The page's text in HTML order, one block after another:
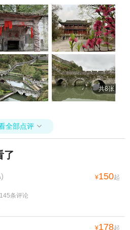
谷旅游度假区-已下
溪河漂流+十二背后
凤凰花坞+大娄山滑
画小镇+青岩古堡
欢乐园+水车坝水上
海露营地+娄山关大
旅游景区+土城古镇
雪水世界主题乐园
独山游乐园+福泉古
视城+东田都匀乐园
公园-已下线+杉木
正安桃花源记景区
云山国际旅游风景区
念园+巫山峡谷旅游
仡佬之源景区+龙里
·地下河谷景区+茶海
孔景区+黄果树漂流
大七孔景区+陡坡
山+铜仁古城+黔南
泉+贵州梵净山佛教
紫林山国际旅游度假
砂古镇+双乳峰景区
江山峡+㵲阳河风景
树水帘洞+贵州宣慰
岭河峡谷漂流+乌江
通车+云舍景区+乌
镇远石屏山+油杉河
山温泉+寨沙侗寨
游景区+西江乌利大
水河+独山天洞景区
十四道拐+都匀秦汉
俗欢乐谷+恐龙乐园
景区+梅花山旅游景
年布依古寨文化旅游
不少张三丰的故事，有浓厚的文化底
代平越府城垣的遗迹，是福泉古城墙保
点文物保护单位。当年修建水城是为
水源补给被切断，而在主城墙小西门
河道围护起来，与主城墙联结在一
水城景观。如此精妙的古代军事防御
整保存至今，令人叹为观止。“一山一
路线建议从南门出发，登上南门城楼，
上，继续沿城墙向北下山步行10分钟
头路，可沿城墙外沙河岸边的步道返
”。在南门附近还有太极宫和万三府邸
是否前往就看个人喜好了。
共8张
全部点评 
了
¥150起
145条评论
¥178起